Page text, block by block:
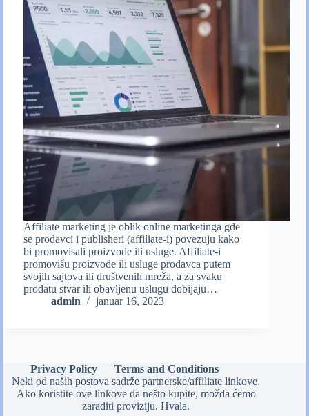
Affiliate marketing je oblik online marketinga gde
se prodavci i publisheri (affiliate-i) povezuju kako
bi promovisali proizvode ili usluge. Affiliate-i
promovišu proizvode ili usluge prodavca putem
svojih sajtova ili društvenih mreža, a za svaku
prodatu stvar ili obavljenu uslugu dobijaju…
admin
januar 16, 2023
Privacy Policy
Terms and Conditions
Neki od naših postova sadrže partnerske/affiliate linkove.
Ako koristite ove linkove da nešto kupite, možda ćemo
zaraditi proviziju. Hvala.